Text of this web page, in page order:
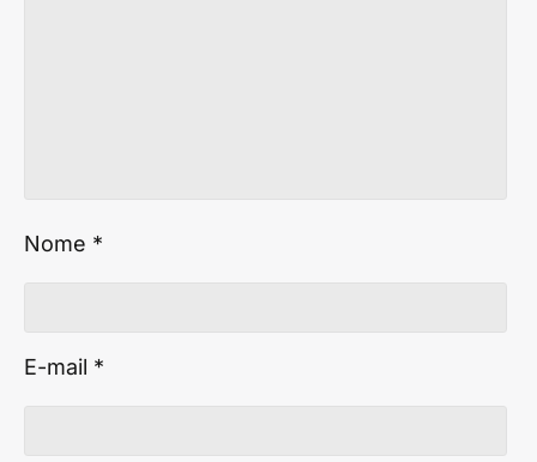
Nome *
E-mail *